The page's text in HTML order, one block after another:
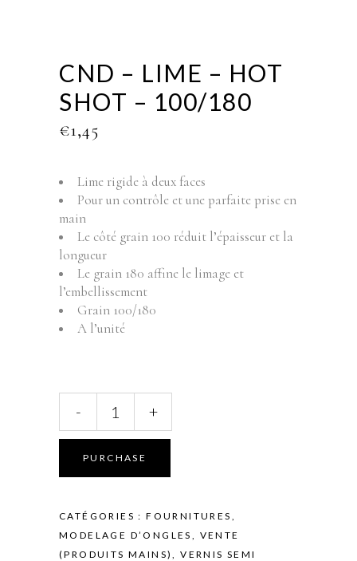
CND – LIME – HOT
SHOT – 100/180
€1,45
Lime rigide à deux faces
Pour un contrôle et une parfaite prise en
main
Le côté grain 100 réduit l’épaisseur et la
longueur
Le grain 180 affine le limage et
l’embellissement
Grain 100/180
A l’unité
LIME
HOT
-
100/180
quantity
- +
PURCHASE
CATÉGORIES :FOURNITURES ,
MODELAGE D’ONGLES , VENTE
(PRODUITS MAINS),VERNIS SEMI